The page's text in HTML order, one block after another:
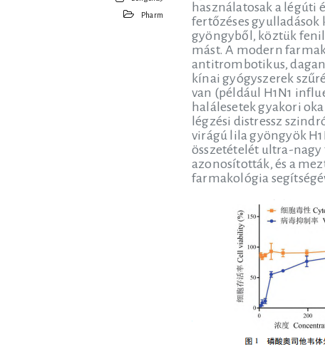
Pharm
használatosak a légúti
fertőzéses
gyöngyből, köztük
mást. A modern
antitrombotikus,
kínai gyógyszerek
van (például H1N1
halálesetek gyakori
légzési distressz
virágú lila gyöngyök
összetételét ultra-
azonosították, és a
farmakológia